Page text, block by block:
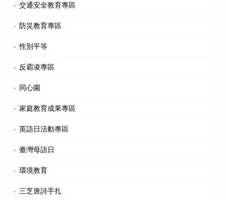
交通安全教育專區
防災教育專區
性別平等
反霸凌專區
同心園
家庭教育成果專區
英語日活動專區
臺灣母語日
環境教育
三芝唐詩手扎